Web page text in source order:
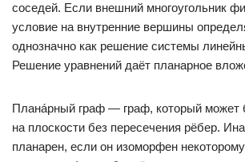
соседей. Если внешний многоугольник
условие на внутренние вершины
однозначно как решение системы
Решение уравнений даёт планарное
Плана́рный граф — граф, который может
на плоскости без пересечения рёбер.
планарен, если он изоморфен